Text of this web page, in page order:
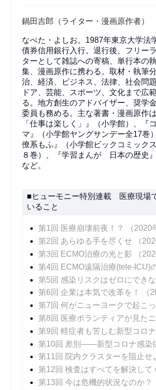
鍋田吉郎（ライター・漫画原作者）
なべた・よしお。1987年東京大学法
債券信用銀行入行。退行後、フリー
ターとして雑誌への寄稿、単行本の
集、漫画原作に携わる。取材・執筆
治、経済、ビジネス、法律、社会問
ドア、芸能、スポーツ、文化まで広
る。地方創生のアドバイザー、奨学
委員も務める。主な著書・漫画原作
「仕事は楽しく」』（小学館）、『
マ』（小学館ヤングサンデー全17巻
僚系もふ』（小学館ビックコミック
８巻）、『学習まんが 日本の歴史』
など。
■ヒューモニー特別連載 医療現場
いること
第1回 医療崩壊前夜！？
（2020年05月
第2回 あらゆる手を尽くせ
（2020年06
第3回 ECMO治療の光と影
（2020年06
第5回 感染リスクはゼロにでき
第6回 企業は本気で改革を！
（2020
第13回 今は危機的状況なのか？